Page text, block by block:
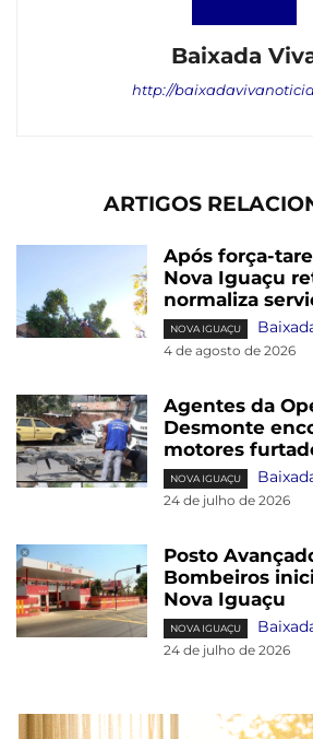
Baixada
http://
ARTIGOS
Após força-
Nova Iguaçu
normaliza
NOVA IGUAÇU
4 de agosto de 2026
Agentes da
Desmonte
motores
NOVA IGUAÇU
24 de julho de 2026
Posto
Bombeiros
Nova Iguaçu
NOVA IGUAÇU
24 de julho de 2026